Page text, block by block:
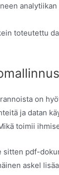
toteutettu
on
ja datan
toimii
sitten pdf-
askel